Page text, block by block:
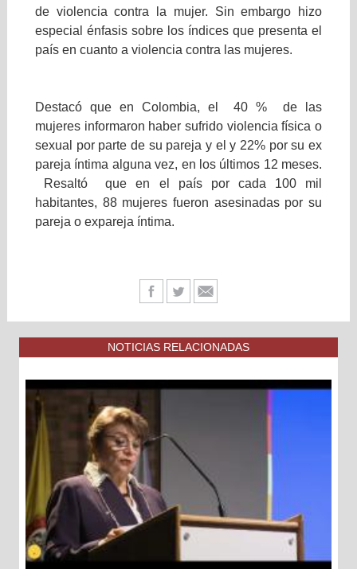
de violencia contra la mujer. Sin embargo hizo
especial énfasis sobre los índices que presenta el
país en cuanto a violencia contra las mujeres.
Destacó que en Colombia, el 40 % de las
mujeres informaron haber sufrido violencia física o
sexual por parte de su pareja y el y 22% por su ex
pareja íntima alguna vez, en los últimos 12 meses.
Resaltó que en el país por cada 100 mil
habitantes, 88 mujeres fueron asesinadas por su
pareja o expareja íntima.
NOTICIAS RELACIONADAS